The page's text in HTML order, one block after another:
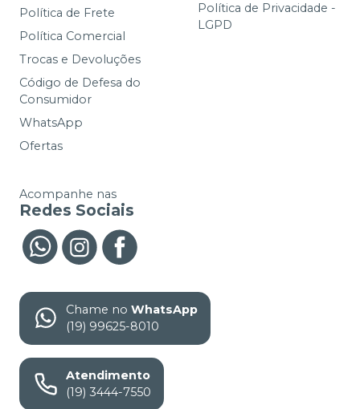
Política de Frete
Política Comercial
Trocas e Devoluções
Código de Defesa do
Consumidor
WhatsApp
Ofertas
Política de Privacidade -
LGPD
Acompanhe nas
Redes Sociais
Chame no WhatsApp
(19) 99625-8010
Atendimento
(19) 3444-7550